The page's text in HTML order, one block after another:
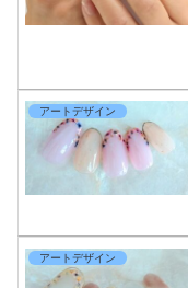
アートデザイン
アートデザイン